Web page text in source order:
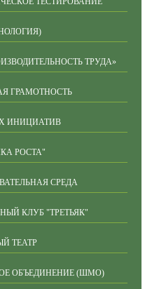
ТРУДА»
ГРАМОТНОСТЬ
ИНИЦИАТИВ
РОСТА"
СРЕДА
КЛУБ "ТРЕТЬЯК"
ТЕАТР
ОБЪЕДИНЕНИЕ (ШМО)